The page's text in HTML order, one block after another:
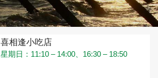
喜相逢小吃店
星期日：11:10 – 14:00、16:30 – 18:50